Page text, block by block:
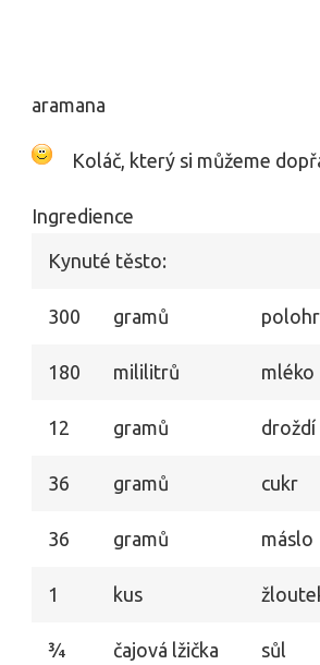
aramana
Koláč, který si můžeme
Ingredience
Kynuté těsto:
300 gramů
180 mililitrů mléko
12 gramů droždí
36 gramů cukr
36 gramů máslo
1 kus
3⁄4 čajová lžička sůl